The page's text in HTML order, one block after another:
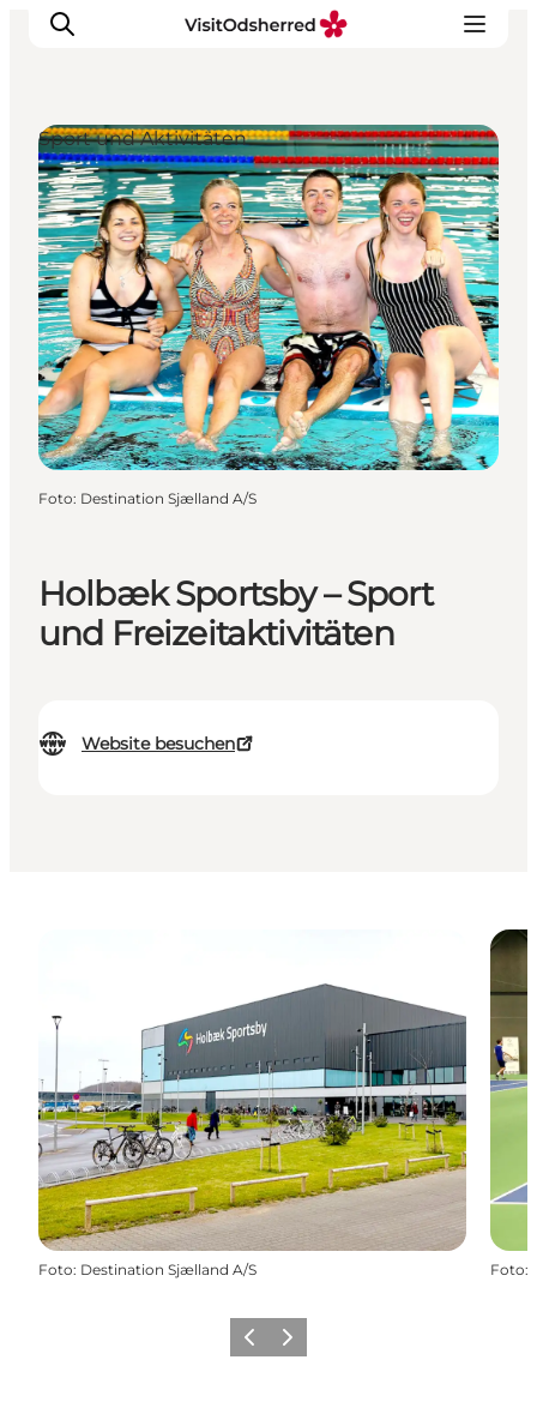
Events
Erlebnisse
Essen
Unterkünfte
Nützliches
Holbæk Sportsby – Sport
und Freizeitaktivitäten
Website besuchen
Sport und Aktivitäten
Foto: Destination Sjælland A/S
Foto: Destination Sjælland A/S Foto:
Vorherige Folie
Nächste Folie